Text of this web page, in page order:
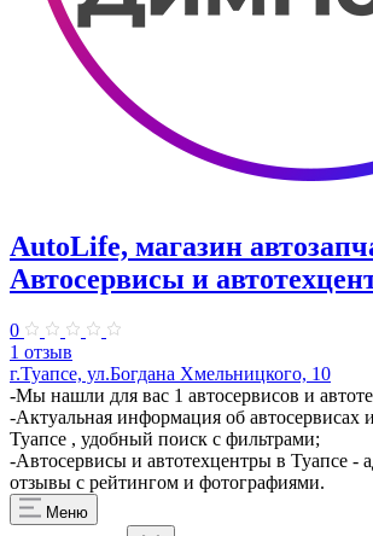
AutoLife, магазин
Автосервисы и
0
1 отзыв
г.Туапсе, ул.Богдана Хмельницкого, 10
-Мы нашли для вас 1 автосервисов и
-Актуальная информация об автосервисах
Туапсе , удобный поиск с фильтрами;
-Автосервисы и автотехцентры в Туапсе -
отзывы с рейтингом и фотографиями.
Меню